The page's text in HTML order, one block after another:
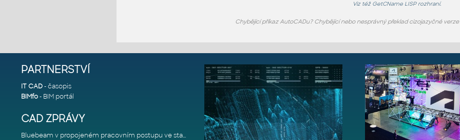
Viz též GetCName LISP rozhraní.
Chybějící příkaz AutoCADu? Chybějící nebo nesprávný překlad cizojazyčné
PARTNERSTVÍ
IT CAD- časopis
BIMfo- BIM portál
CAD ZPRÁVY
Bluebeam v propojeném pracovním postupu ve stavebnictví: Proč je int